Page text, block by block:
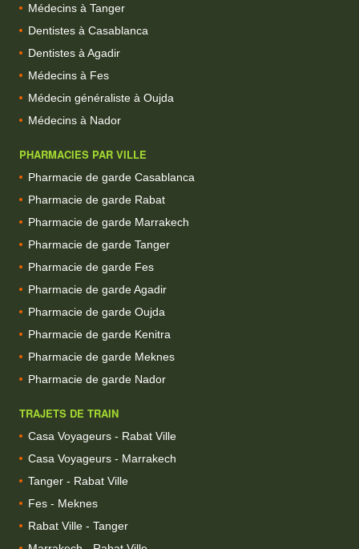
Médecins à Tanger
Dentistes à Casablanca
Dentistes à Agadir
Médecins à Fes
Médecin généraliste à Oujda
Médecins à Nador
PHARMACIES PAR VILLE
Pharmacie de garde Casablanca
Pharmacie de garde Rabat
Pharmacie de garde Marrakech
Pharmacie de garde Tanger
Pharmacie de garde Fes
Pharmacie de garde Agadir
Pharmacie de garde Oujda
Pharmacie de garde Kenitra
Pharmacie de garde Meknes
Pharmacie de garde Nador
TRAJETS DE TRAIN
Casa Voyageurs - Rabat Ville
Casa Voyageurs - Marrakech
Tanger - Rabat Ville
Fes - Meknes
Rabat Ville - Tanger